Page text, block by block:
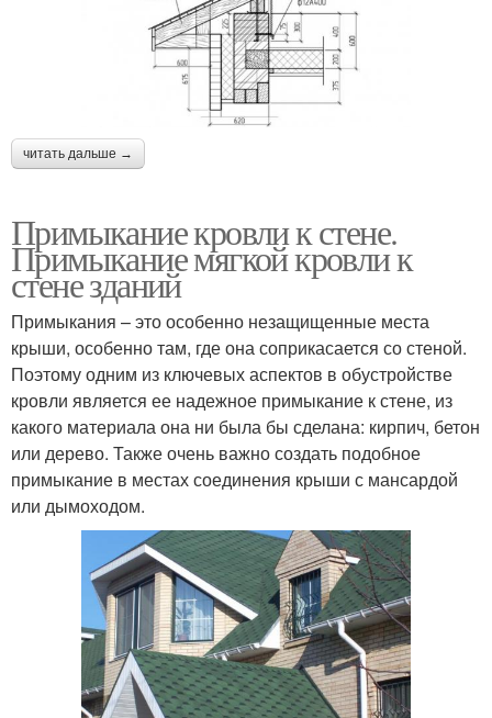
читать дальше →
Примыкание кровли к стене.
Примыкание мягкой кровли к
стене зданий
Примыкания – это особенно незащищенные места
крыши, особенно там, где она соприкасается со стеной.
Поэтому одним из ключевых аспектов в обустройстве
кровли является ее надежное примыкание к стене, из
какого материала она ни была бы сделана: кирпич, бетон
или дерево. Также очень важно создать подобное
примыкание в местах соединения крыши с мансардой
или дымоходом.